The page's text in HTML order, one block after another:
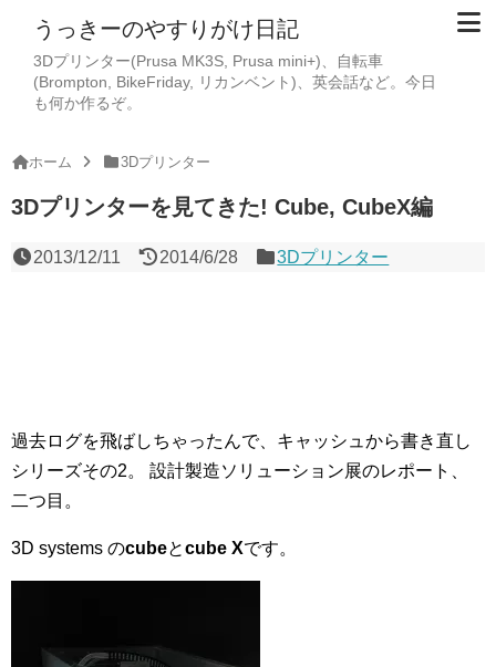
うっきーのやすりがけ日記
3Dプリンター(Prusa MK3S, Prusa mini+)、自転車
(Brompton, BikeFriday, リカンベント)、英会話など。今日
も何か作るぞ。
ホーム 3Dプリンター
3Dプリンターを見てきた! Cube, CubeX編
2013/12/11 2014/6/28 3Dプリンター
過去ログを飛ばしちゃったんで、キャッシュから書き直し
シリーズその2。
設計製造ソリューション展のレポート、
二つ目。
3D systems のcubeとcube Xです。